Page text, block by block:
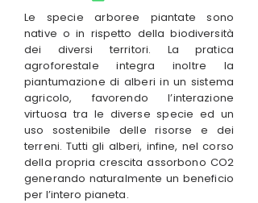
Le specie arboree piantate sono
native o in rispetto della biodiversità
dei diversi territori. La pratica
agroforestale integra inoltre la
piantumazione di alberi in un sistema
agricolo, favorendo l’interazione
virtuosa tra le diverse specie ed un
uso sostenibile delle risorse e dei
terreni. Tutti gli alberi, infine, nel corso
della propria crescita assorbono CO2
generando naturalmente un beneficio
per l’intero pianeta.